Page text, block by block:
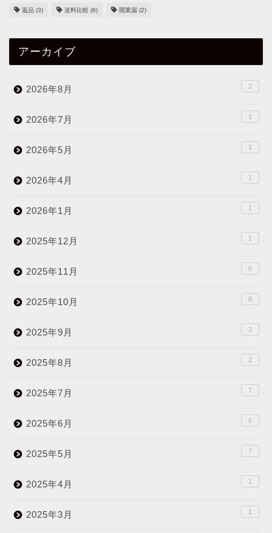
返品 (3) 送料比較 (6) 開業届 (2)
アーカイブ
2026年8月 2
2026年7月 1
2026年5月 1
2026年4月 1
2026年1月 1
2025年12月 1
2025年11月 5
2025年10月 8
2025年9月 2
2025年8月 2
2025年7月 7
2025年6月 5
2025年5月 7
2025年4月 1
2025年3月 1